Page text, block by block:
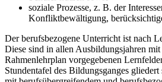
soziale Prozesse, z. B. der
Konfliktbewältigung,
Der berufsbezogene Unterricht ist nach
Diese sind in allen Ausbildungsjahren
Rahmenlehrplan vorgegebenen
Stundentafel des Bildungsganges